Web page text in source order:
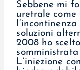
Sebbene mi
uretrale
soluzioni
2008 ho scelto
L’iniezione